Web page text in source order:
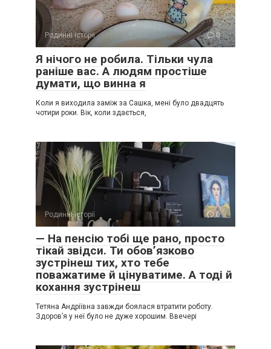
Родинні історії 0
Я нічого не робила. Тільки чула
раніше вас. А людям простіше
думати, що винна я
Коли я виходила заміж за Сашка, мені було двадцять
чотири роки. Вік, коли здається,
Родинні історії 0
— На пенсію тобі ще рано, просто
тікай звідси. Ти обов’язково
зустрінеш тих, хто тебе
поважатиме й цінуватиме. А тоді й
кохання зустрінеш
Тетяна Андріївна завжди боялася втратити роботу.
Здоров’я у неї було не дуже хорошим. Ввечері